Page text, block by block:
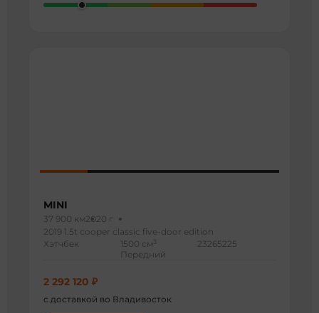
MINI
37 900 км2020 г
2019 1.5t cooper classic five-door edition
Хэтчбек
1500 см 3
Передний
23265225
2 292 120 ₽
с доставкой во Владивосток